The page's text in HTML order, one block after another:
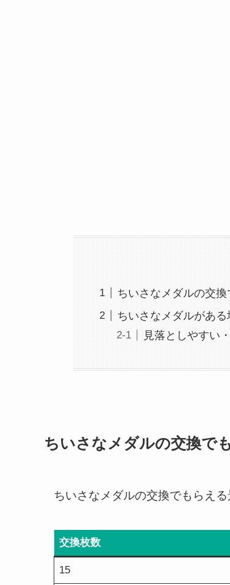
ちいさなメダルの交
ちいさなメダルがある
見落としやすい
ちいさなメダルの交換で
ちいさなメダルの交換でもらえ
交換枚数
15